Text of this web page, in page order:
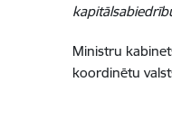
Ministru
koordinētu